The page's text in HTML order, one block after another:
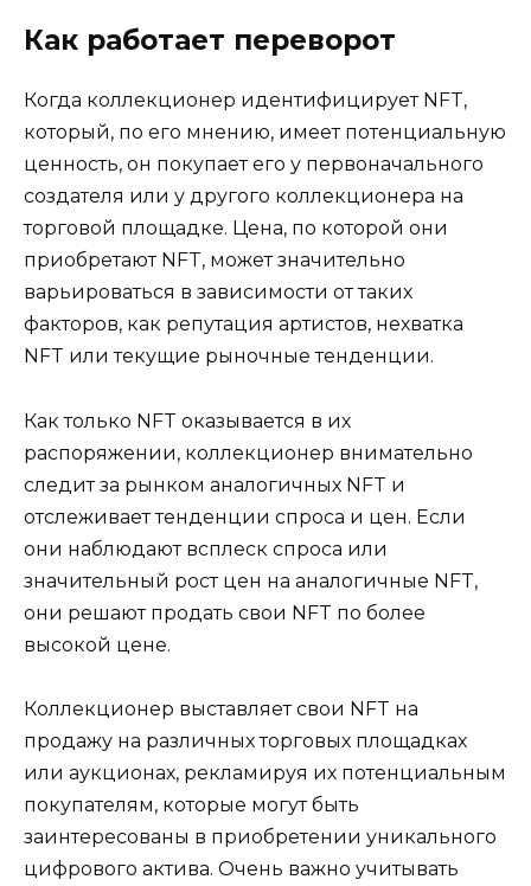
Как работает переворот
Когда коллекционер идентифицирует NFT,
который, по его мнению, имеет потенциальную
ценность, он покупает его у первоначального
создателя или у другого коллекционера на
торговой площадке. Цена, по которой они
приобретают NFT, может значительно
варьироваться в зависимости от таких
факторов, как репутация артистов, нехватка
NFT или текущие рыночные тенденции.
Как только NFT оказывается в их
распоряжении, коллекционер внимательно
следит за рынком аналогичных NFT и
отслеживает тенденции спроса и цен. Если
они наблюдают всплеск спроса или
значительный рост цен на аналогичные NFT,
они решают продать свои NFT по более
высокой цене.
Коллекционер выставляет свои NFT на
продажу на различных торговых площадках
или аукционах, рекламируя их потенциальным
покупателям, которые могут быть
заинтересованы в приобретении уникального
цифрового актива. Очень важно учитывать